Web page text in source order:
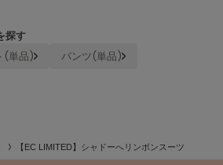
探す
(単品)
パンツ(単品)
【EC LIMITED】シャドーへリンボンスーツ